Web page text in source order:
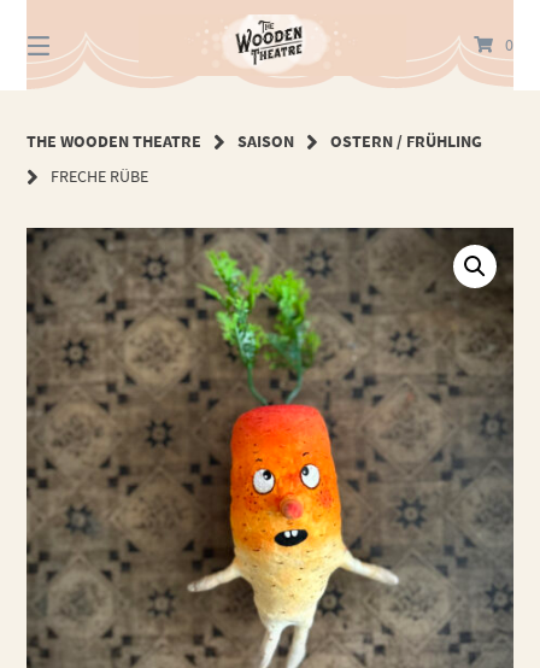
zum
Inhalt
0
THE WOODEN THEATRE SAISON
OSTERN / FRÜHLING
FRECHE RÜBE